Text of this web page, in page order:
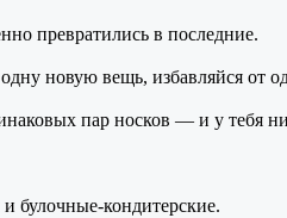
превратились в последние.
новую вещь, избавляйся от
пар носков — и у тебя
и булочные-кондитерские.